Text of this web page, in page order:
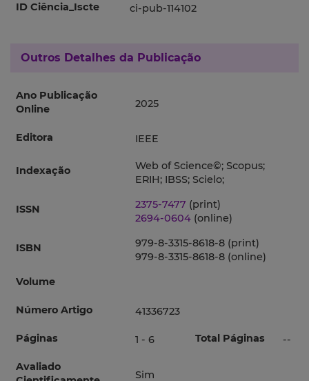
ID Ciência_Iscte ci-pub-114102
Outros Detalhes da Publicação
Ano Publicação
Online
2025
Editora IEEE
Indexação
Web of Science©; Scopus;
ERIH; IBSS; Scielo;
ISSN 2375-7477 (print)
2694-0604 (online)
ISBN
979-8-3315-8618-8 (print)
979-8-3315-8618-8 (online)
Volume
Número Artigo 41336723
Páginas 1 - 6 Total Páginas --
Avaliado
Sim